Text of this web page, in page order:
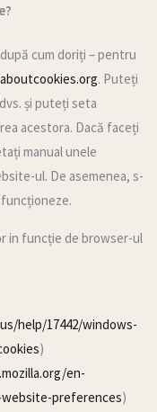
cum doriți – pentru
. Puteți
și puteți seta
acestora. Dacă faceți
manual unele
ul. De asemenea, s-
in funcție de browser-ul
help/17442/windows-
)
en-
preferences)